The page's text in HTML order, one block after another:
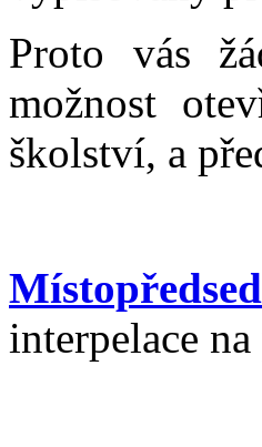
Proto vás
možnost
školství, a
interpelace